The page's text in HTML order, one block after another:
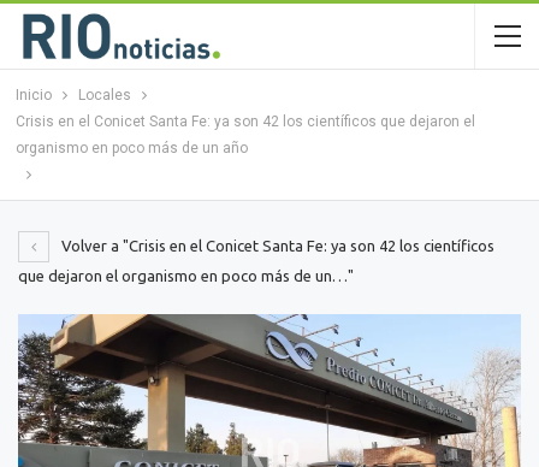
Inicio
Locales
Crisis en el Conicet Santa Fe: ya son 42 los científicos que dejaron el
organismo en poco más de un año
Volver a "Crisis en el Conicet Santa Fe: ya son 42 los científicos
que dejaron el organismo en poco más de un…"